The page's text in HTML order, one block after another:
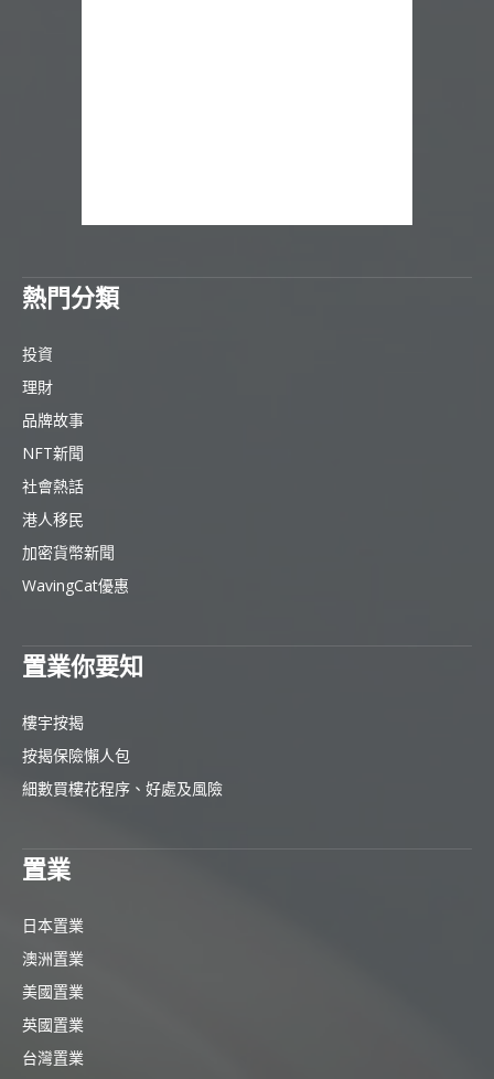
熱門分類
投資
理財
品牌故事
NFT新聞
社會熱話
港人移民
加密貨幣新聞
WavingCat優惠
置業你要知
樓宇按揭
按揭保險懶人包
細數買樓花程序、好處及風險
置業
日本置業
澳洲置業
美國置業
英國置業
台灣置業